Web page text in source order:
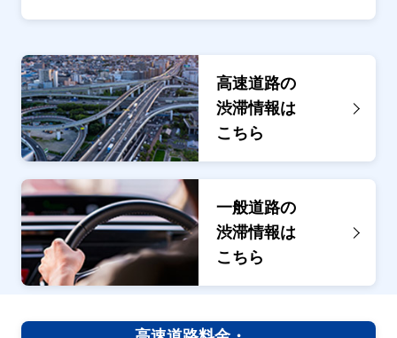
高速道路の
渋滞情報は
こちら
一般道路の
渋滞情報は
こちら